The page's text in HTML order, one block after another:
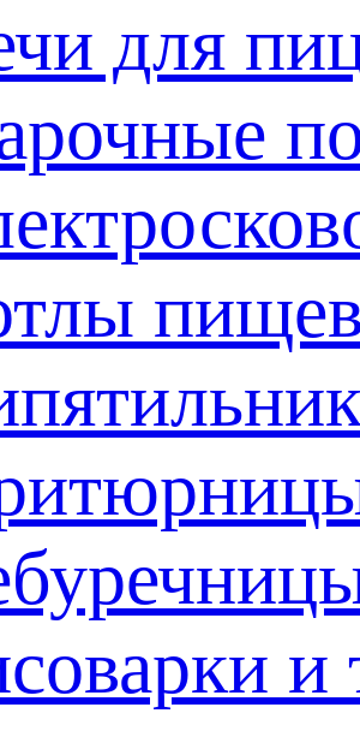
для
и